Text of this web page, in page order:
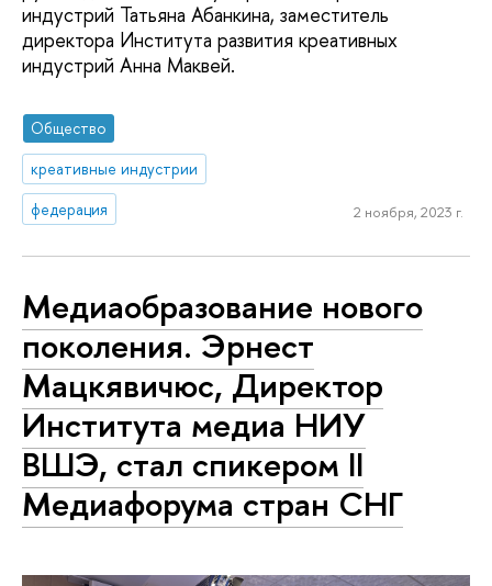
индустрий Татьяна Абанкина, заместитель
директора Института развития креативных
индустрий Анна Маквей.
Общество
креативные индустрии
федерация
2 ноября, 2023 г.
Медиаобразование нового
поколения. Эрнест
Мацкявичюс, Директор
Института медиа НИУ
ВШЭ, стал спикером II
Медиафорума стран СНГ